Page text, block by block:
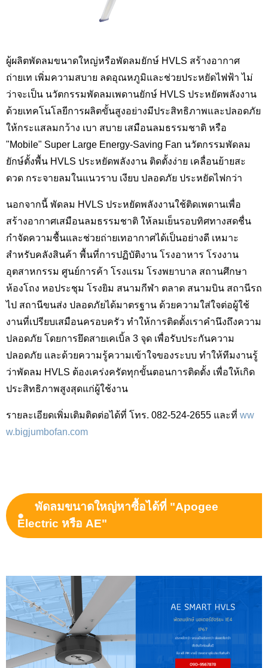
ผู้ผลิตพัดลมขนาดใหญ่หรือพัดลมยักษ์ HVLS สร้างอากาศ
ถ่ายเท เพิ่มความสบาย ลดอุณหภูมิและช่วยประหยัดไฟฟ้า ไม่
ว่าจะเป็น นวัตกรรมพัดลมเพดานยักษ์ HVLS ประหยัดพลังงาน
ด้วยเทคโนโลยีการผลิตขั้นสูงอย่างมีประสิทธิภาพและปลอดภัย
ให้กระแสลมกว้าง เบา สบาย เสมือนลมธรรมชาติ หรือ
"Mobile" Super Large Energy-Saving Fan นวัตกรรมพัดลม
ยักษ์ตั้งพื้น HVLS ประหยัดพลังงาน ติดตั้งง่าย เคลื่อนย้ายสะ
ดวด กระจายลมในแนวราบ เงียบ ปลอดภัย ประหยัดไฟกว่า
นอกจากนี้ พัดลม HVLS ประหยัดพลังงานใช้ติดเพดานเพื่อ
สร้างอากาศเสมือนลมธรรมชาติ ให้ลมเย็นรอบทิศทางสดชื่น
กำจัดความชื้นและช่วยถ่ายเทอากาศได้เป็นอย่างดี เหมาะ
สำหรับคลังสินค้า พื้นที่การปฏิบัติงาน โรงอาหาร โรงงาน
อุตสาหกรรม ศูนย์การค้า โรงแรม โรงพยาบาล สถานศึกษา
ห้องโถง หอประชุม โรงยิม สนามกีฬา ตลาด สนามบิน สถานีรถ
ไป สถานีขนส่ง ปลอดภัยได้มาตรฐาน ด้วยความใส่ใจต่อผู้ใช้
งานที่เปรียบเสมือนครอบครัว ทำให้การติดตั้งเราคำนึงถึงความ
ปลอดภัย โดยการยึดสายเคเบิ้ล 3 จุด เพื่อรับประกันความ
ปลอดภัย และด้วยความรู้ความเข้าใจของระบบ ทำให้ทีมงานรู้
ว่าพัดลม HVLS ต้องเคร่งครัดทุกขั้นตอนการติดตั้ง เพื่อให้เกิด
ประสิทธิภาพสูงสุดแก่ผู้ใช้งาน
รายละเอียดเพิ่มเติมติดต่อได้ที่ โทร. 082-524-2655 และที่ ww
w.bigjumbofan.com
พัดลมขนาดใหญ่หาซื้อได้ที่ "Apogee
Electric หรือ AE"